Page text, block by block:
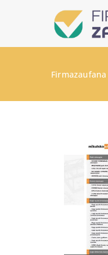
Firmazaufana